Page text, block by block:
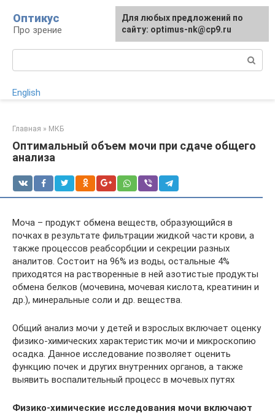
контенту
Оптикус
Про зрение
English
Главная » МКБ
Оптимальный объем мочи при сдаче общего
анализа
Моча – продукт обмена веществ, образующийся в
почках в результате фильтрации жидкой части крови, а
также процессов реабсорбции и секреции разных
аналитов. Состоит на 96% из воды, остальные 4%
приходятся на растворенные в ней азотистые продукты
обмена белков (мочевина, мочевая кислота, креатинин и
др.), минеральные соли и др. вещества.
Общий анализ мочи у детей и взрослых включает оценку
физико-химических характеристик мочи и микроскопию
осадка. Данное исследование позволяет оценить
функцию почек и других внутренних органов, а также
выявить воспалительный процесс в мочевых путях
Физико-химические исследования мочи включают
Для любых предложений по
сайту: optimus-nk@cp9.ru